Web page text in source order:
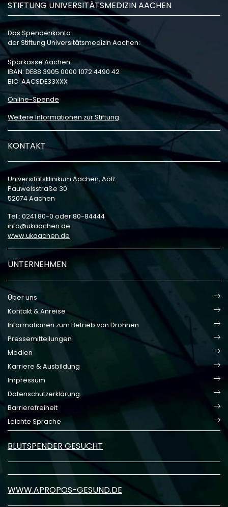
STIFTUNG UNIVERSITÄTSMEDIZIN AACHEN
Das Spendenkonto
der Stiftung Universitätsmedizin Aachen:
Sparkasse Aachen
IBAN: DE88 3905 0000 1072 4490 42
BIC: AACSDE33XXX
Online-Spende
Weitere Informationen zur Stiftung
KONTAKT
Universitätsklinikum Aachen, AöR
Pauwelsstraße 30
52074 Aachen
Tel.: 0241 80-0 oder 80-84444
info
ukaachen de
www.ukaachen.de
UNTERNEHMEN
Über uns
Kontakt & Anreise
Informationen zum Betrieb von Drohnen
Pressemitteilungen
Medien
Karriere & Ausbildung
Impressum
Datenschutzerklärung
Barrierefreiheit
Leichte Sprache
BLUTSPENDER GESUCHT
WWW.APROPOS-GESUND.DE